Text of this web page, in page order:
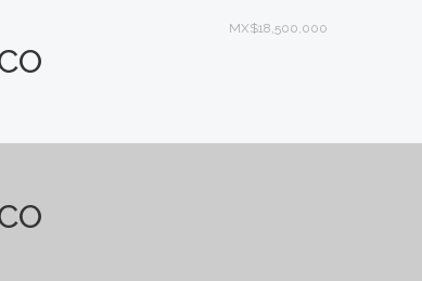
MX$18,500,000